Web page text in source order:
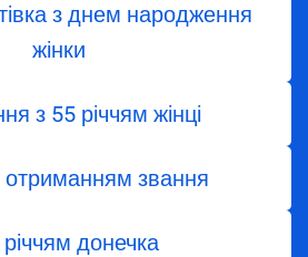
з днем народження
жінки
з 55 річчям жінці
отриманням звання
донечка